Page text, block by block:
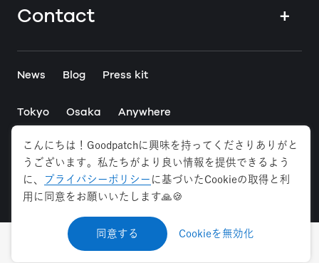
Contact
+
News Blog Press kit
Tokyo Osaka Anywhere
Privacy Policy
Security Policy
Web Accessibility
こんにちは！Goodpatchに興味を持ってくださりありがと
うございます。私たちがより良い情報を提供できるよう
に、
プライバシーポリシー に基づいたCookieの取得と利
用に同意をお願いいたします🙏🍪
同意する Cookieを無効化